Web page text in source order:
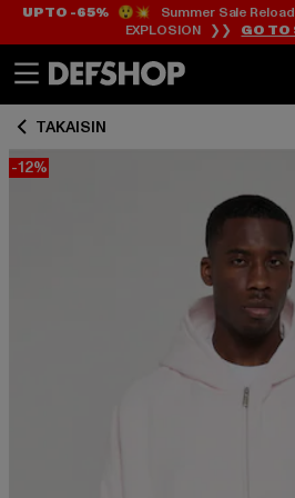
Siirry
Siirry
UP TO -65%😲💥 Summer Sale
EXPLOSION ❯❯ GO TO
TAKAISIN
-12%